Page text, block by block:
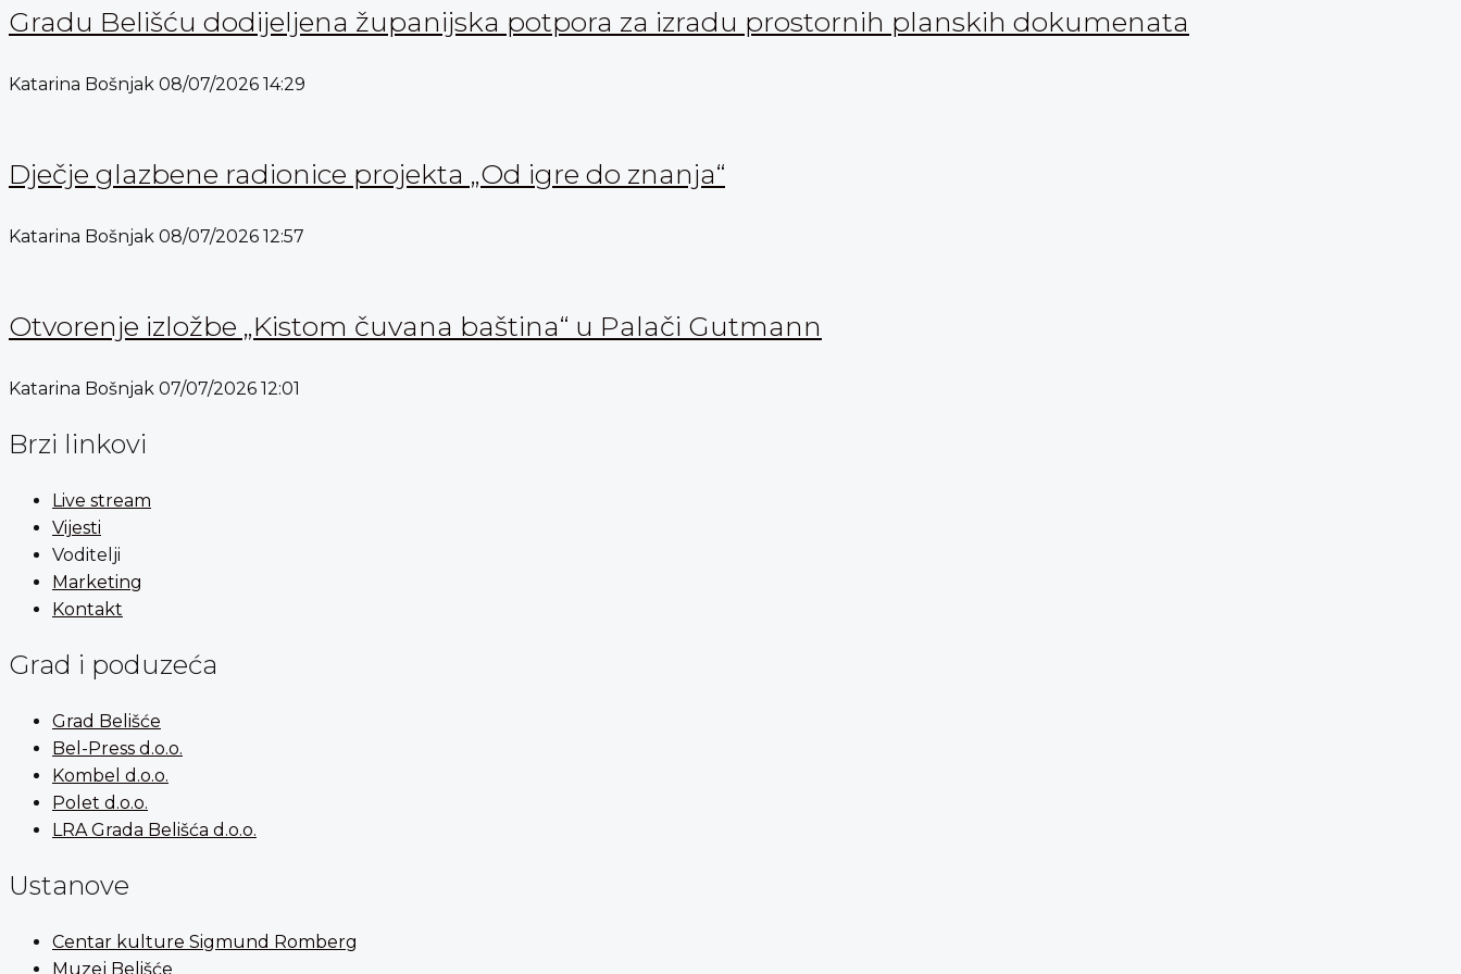
Gradu Belišću dodijeljena županijska potpora za izradu prostornih planskih dokumenata
Katarina Bošnjak 08/07/2026 14:29
Dječje glazbene radionice projekta „Od igre do znanja“
Katarina Bošnjak 08/07/2026 12:57
Otvorenje izložbe „Kistom čuvana baština“ u Palači Gutmann
Katarina Bošnjak 07/07/2026 12:01
Brzi linkovi
Live stream
Vijesti
Voditelji
Marketing
Kontakt
Grad i poduzeća
Grad Belišće
Bel-Press d.o.o.
Kombel d.o.o.
Polet d.o.o.
LRA Grada Belišća d.o.o.
Ustanove
Centar kulture Sigmund Romberg
Muzej Belišće